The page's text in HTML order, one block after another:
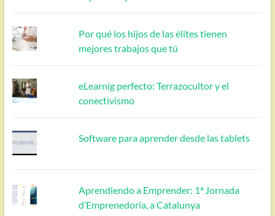
Por qué los hijos de las élites tienen
mejores trabajos que tú
eLearnig perfecto: Terrazocultor y el
conectivismo
Software para aprender desde las tablets
Aprendiendo a Emprender: 1ª Jornada
d’Emprenedoria, a Catalunya